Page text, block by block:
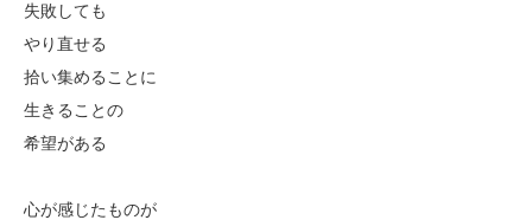
失敗しても
やり直せる
拾い集めることに
生きることの
希望がある
心が感じたものが